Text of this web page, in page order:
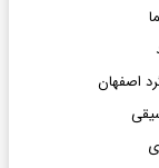
اصفهان